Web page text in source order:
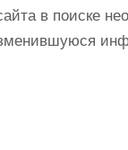
в поиске